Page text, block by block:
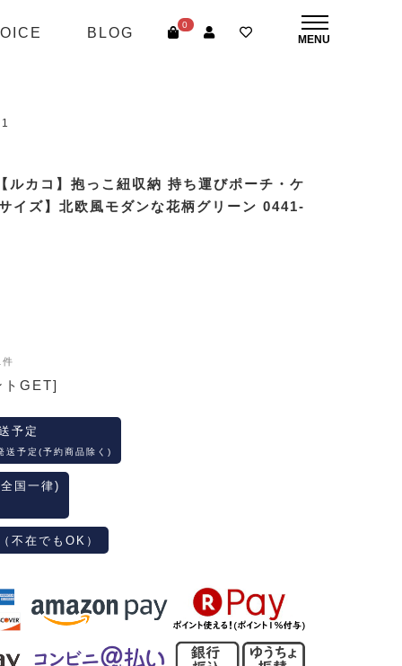
BLOG
0
ルカコ】抱っこ紐収納 持ち運びポーチ・ケ
イズ】北欧風モダンな花柄グリーン 0441-
件
トGET]
予定
送予定(予約商品除く)
国一律)
不在でもOK）